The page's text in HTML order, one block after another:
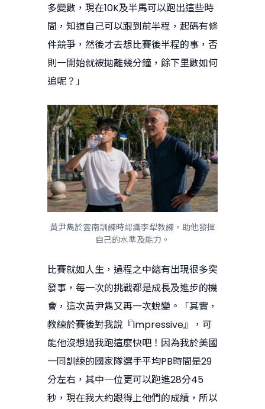
多變數，現在10K及半馬可以跑出這些時
間，知道自己可以跟到前半程，起碼有條
件競爭，然後才去想比賽後半程的事，否
則一開始就被拋離幾分鐘，餘下里數如何
追呢？」
黃尹雋於雲南訓練時認識李犁教練，助他發揮
自己的水準及能力。
比賽就如人生，過程之中總有出現很多突
發事，每一次的挑戰都是成長及進步的機
會，這次黃尹雋又再一次蛻變。「其實，
教練於賽後對我說『Impressive』，可
能他沒想過我跑這麼快吧！因為我於美國
一同訓練的國家隊選手平均PB時間是29
分左右，其中一位更可以跑進28分45
秒，現在我大約跟得上他們的成績，所以